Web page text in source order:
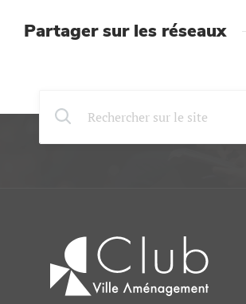
Partager sur les réseaux